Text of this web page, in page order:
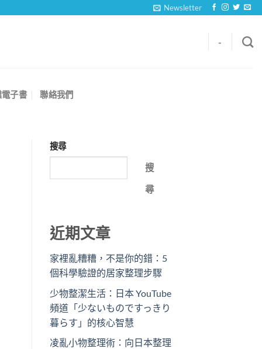
Newsletter
-
電子書 聯絡我們
搜尋
搜
尋
近期文章
家裡亂糟糟，不是你的錯：5
個科學驗證的居家整理步驟
少物整潔生活：日本 YouTube
頻道「少ないものですっきり
暮らす」的核心智慧
凌亂小物整理術：向日本整理